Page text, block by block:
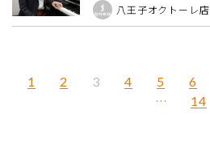
八王子オクトーレ店
1 2 3 4 5 6
… 14